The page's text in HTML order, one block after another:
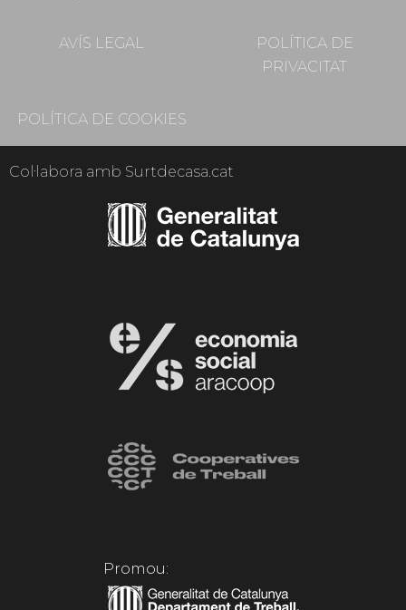
AVÍS LEGAL
POLÍTICA DE
PRIVACITAT
POLÍTICA DE COOKIES
Col·labora amb Surtdecasa.cat
Promou: